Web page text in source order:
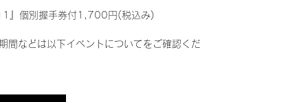
』個別握手券付1,700円(税込み)
間などは以下イベントについてをご確認くだ